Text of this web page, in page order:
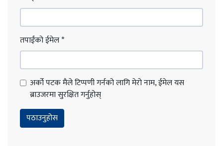
तपाईंको ईमेल*
अर्को पटक मैले टिप्पणी गर्नको लागि मेरो नाम, ईमेल यस
ब्राउजरमा सुरक्षित गर्नुहोस्